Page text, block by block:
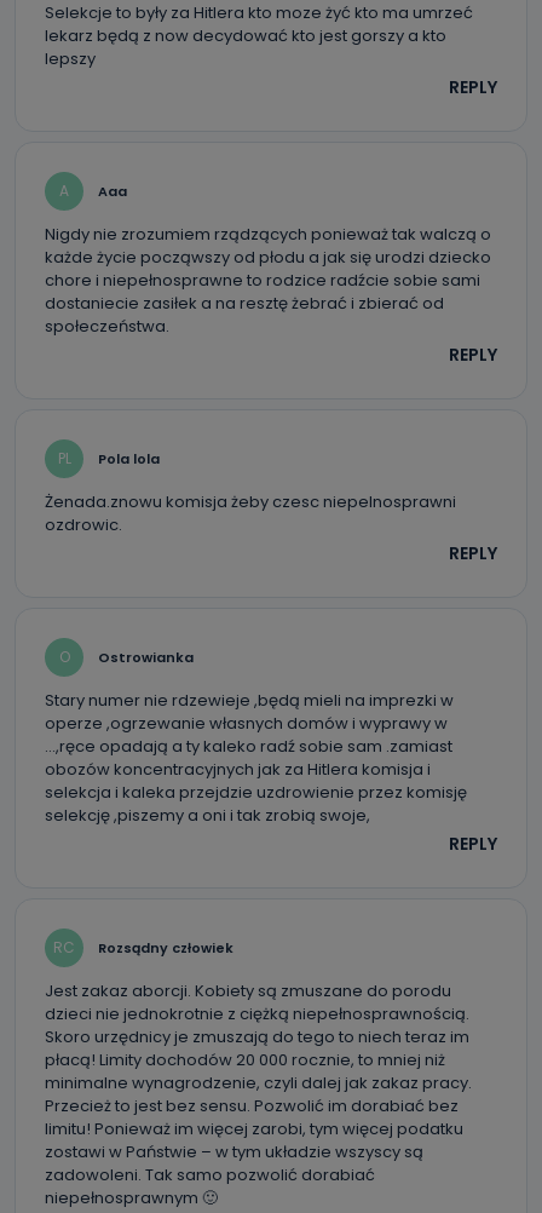
Jakie dane osobowe przetwarzamy?
Przetwarzane kategorie Państwa danych osobowych to
danych osobowych są pracownicy i współpracownicy
oraz partnerzy wspomagający administratora w jego
biznesowej działalności.
Jak skontaktować się z inspektorem
danych osobowych?
Można to zrobić pod numerem telefonu 62 735-51-05 lub
e-mailowo pod adresem: poczta@tvproart.pl
Selekcje to były za Hitlera kto moze żyć kto ma umrzeć
lekarz będą z now decydować kto jest gorszy a kto
lepszy
REPLY
A Aaa
Nigdy nie zrozumiem rządzących ponieważ tak walczą o
każde życie począwszy od płodu a jak się urodzi dziecko
chore i niepełnosprawne to rodzice radźcie sobie sami
dostaniecie zasiłek a na resztę żebrać i zbierać od
społeczeństwa.
REPLY
PL Pola lola
Żenada.znowu komisja żeby czesc niepelnosprawni
ozdrowic.
REPLY
O Ostrowianka
Stary numer nie rdzewieje ,będą mieli na imprezki w
operze ,ogrzewanie własnych domów i wyprawy w
…,ręce opadają a ty kaleko radź sobie sam .zamiast
obozów koncentracyjnych jak za Hitlera komisja i
selekcja i kaleka przejdzie uzdrowienie przez komisję
selekcję ,piszemy a oni i tak zrobią swoje,
REPLY
RC Rozsądny człowiek
Jest zakaz aborcji. Kobiety są zmuszane do porodu
dzieci nie jednokrotnie z ciężką niepełnosprawnością.
Skoro urzędnicy je zmuszają do tego to niech teraz im
płacą! Limity dochodów 20 000 rocznie, to mniej niż
minimalne wynagrodzenie, czyli dalej jak zakaz pracy.
Przecież to jest bez sensu. Pozwolić im dorabiać bez
limitu! Ponieważ im więcej zarobi, tym więcej podatku
zostawi w Państwie – w tym układzie wszyscy są
zadowoleni. Tak samo pozwolić dorabiać
niepełnosprawnym 🙂